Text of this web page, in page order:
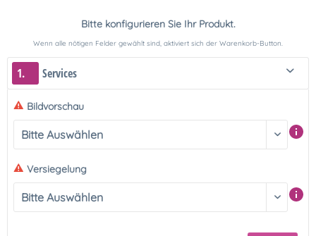
Bitte konfigurieren Sie Ihr Produkt.
Wenn alle nötigen Felder gewählt sind, aktiviert sich der Warenkorb-Button.
1. Services
Bildvorschau
Versiegelung